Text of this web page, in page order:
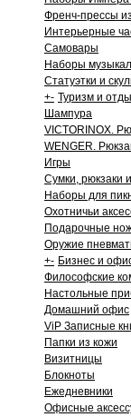
Френч-прессы
Интерьерные
Самовары
Наборы
Статуэтки и
+- Туризм и
Шампура
VICTORINOX.
WENGER.
Игры
Сумки, рюкзаки
Наборы для
Охотничьи
Подарочные
Оружие
+- Бизнес и
Философские
Настольные
Домашний офис
ViP Записные
Папки из кожи
Визитницы
Блокноты
Ежедневники
Офисные